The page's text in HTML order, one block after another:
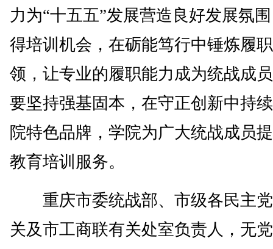
力为“十五五”发展营造良好发展氛
得培训机会，在砺能笃行中锤炼履
领，让专业的履职能力成为统战成
要坚持强基固本，在守正创新中持
院特色品牌，学院为广大统战成员
教育培训服务。
重庆市委统战部、市级各民主党
关及市工商联有关处室负责人，无